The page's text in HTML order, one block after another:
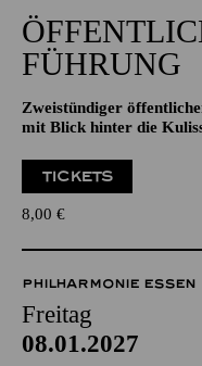
15:30 - 17:30
Aalto-Foyer
FÜHRUNG
Zweistündiger
mit Blick hinter die
8,00 €
PHILHARMONIE ESSEN